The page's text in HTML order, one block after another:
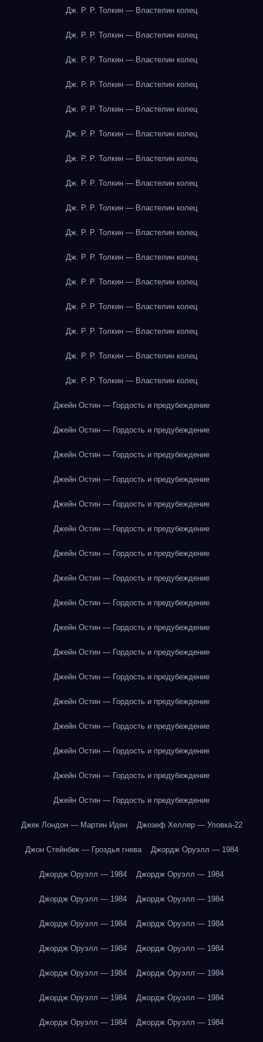
Дж. Р. Р. Толкин — Властелин колец
Дж. Р. Р. Толкин — Властелин колец
Дж. Р. Р. Толкин — Властелин колец
Дж. Р. Р. Толкин — Властелин колец
Дж. Р. Р. Толкин — Властелин колец
Дж. Р. Р. Толкин — Властелин колец
Дж. Р. Р. Толкин — Властелин колец
Дж. Р. Р. Толкин — Властелин колец
Дж. Р. Р. Толкин — Властелин колец
Дж. Р. Р. Толкин — Властелин колец
Дж. Р. Р. Толкин — Властелин колец
Дж. Р. Р. Толкин — Властелин колец
Дж. Р. Р. Толкин — Властелин колец
Дж. Р. Р. Толкин — Властелин колец
Дж. Р. Р. Толкин — Властелин колец
Дж. Р. Р. Толкин — Властелин колец
Джейн Остин — Гордость и предубеждение
Джейн Остин — Гордость и предубеждение
Джейн Остин — Гордость и предубеждение
Джейн Остин — Гордость и предубеждение
Джейн Остин — Гордость и предубеждение
Джейн Остин — Гордость и предубеждение
Джейн Остин — Гордость и предубеждение
Джейн Остин — Гордость и предубеждение
Джейн Остин — Гордость и предубеждение
Джейн Остин — Гордость и предубеждение
Джейн Остин — Гордость и предубеждение
Джейн Остин — Гордость и предубеждение
Джейн Остин — Гордость и предубеждение
Джейн Остин — Гордость и предубеждение
Джейн Остин — Гордость и предубеждение
Джейн Остин — Гордость и предубеждение
Джейн Остин — Гордость и предубеждение
Джек Лондон — Мартин Иден Джозеф Хеллер — Уловка-22
Джон Стейнбек — Гроздья гнева Джордж Оруэлл — 1984
Джордж Оруэлл — 1984 Джордж Оруэлл — 1984
Джордж Оруэлл — 1984 Джордж Оруэлл — 1984
Джордж Оруэлл — 1984 Джордж Оруэлл — 1984
Джордж Оруэлл — 1984 Джордж Оруэлл — 1984
Джордж Оруэлл — 1984 Джордж Оруэлл — 1984
Джордж Оруэлл — 1984 Джордж Оруэлл — 1984
Джордж Оруэлл — 1984 Джордж Оруэлл — 1984